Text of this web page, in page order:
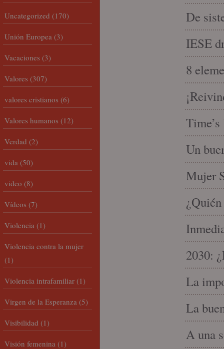
De
IESE
8
Un
Mujer
2030:
La
La
A una
Uncategorized (170)
Unión Europea (3)
Vacaciones (3)
Valores (307)
valores cristianos (6)
Valores humanos (12)
Verdad (2)
vida (50)
video (8)
Vídeos (7)
Violencia (1)
Violencia contra la mujer
(1)
Violencia intrafamiliar (1)
Virgen de la Esperanza (5)
Visibilidad (1)
Visión femenina (1)